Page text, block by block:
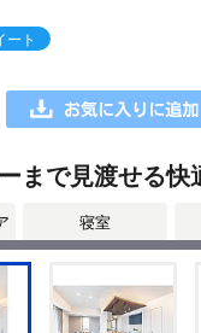
まで見渡せる快
寝室